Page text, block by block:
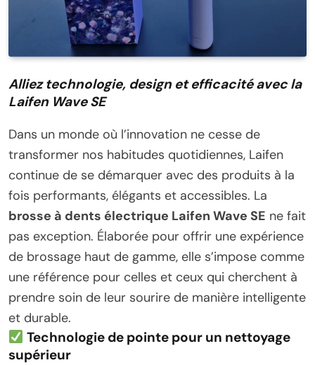
Alliez technologie, design et efficacité avec la
Laifen Wave SE
Dans un monde où l’innovation ne cesse de
transformer nos habitudes quotidiennes, Laifen
continue de se démarquer avec des produits à la
fois performants, élégants et accessibles. La
brosse à dents électrique Laifen Wave SE ne fait
pas exception. Élaborée pour offrir une expérience
de brossage haut de gamme, elle s’impose comme
une référence pour celles et ceux qui cherchent à
prendre soin de leur sourire de manière intelligente
et durable.
Technologie de pointe pour un nettoyage
supérieur